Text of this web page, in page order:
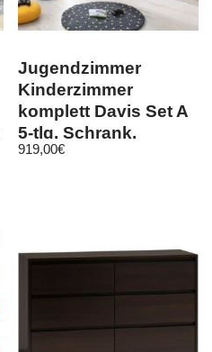
Jugendzimmer
Kinderzimmer
komplett Davis Set A
5-tlg. Schrank,
Schreibtisch, Regale
919,00€